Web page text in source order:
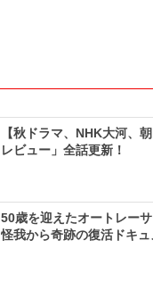
【秋ドラマ、NHK大河、
レビュー」全話更新！
50歳を迎えたオートレー
怪我から奇跡の復活ドキ